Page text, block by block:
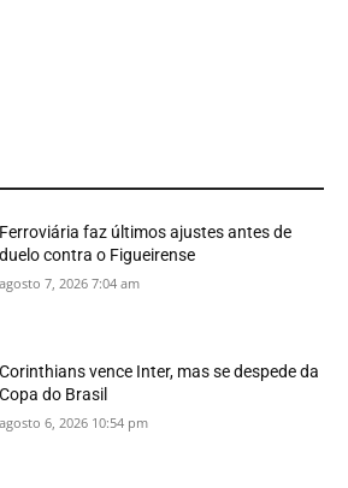
Ferroviária faz últimos ajustes antes de
duelo contra o Figueirense
agosto 7, 2026 7:04 am
Corinthians vence Inter, mas se despede da
Copa do Brasil
agosto 6, 2026 10:54 pm